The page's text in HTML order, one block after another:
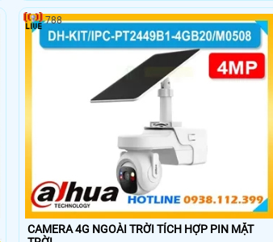
CAMERA 4G NGOÀI TRỜI TÍCH HỢP PIN MẶT
788